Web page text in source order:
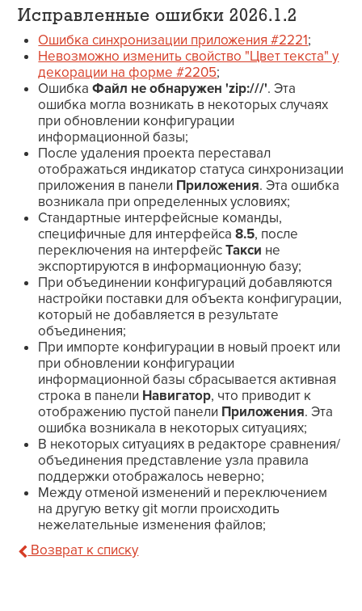
Исправленные ошибки 2026.1.2
Ошибка синхронизации приложения #2221;
Невозможно изменить свойство "Цвет текста" у
декорации на форме #2205;
ОшибкаФайл не обнаружен 'zip:///'. Эта
ошибка могла возникать в некоторых случаях
при обновлении конфигурации
информационной базы;
После удаления проекта переставал
отображаться индикатор статуса синхронизации
приложения в панели Приложения. Эта ошибка
возникала при определенных условиях;
Стандартные интерфейсные команды,
специфичные для интерфейса8.5, после
переключения на интерфейсТакси не
экспортируются в информационную базу;
При объединении конфигураций добавляются
настройки поставки для объекта конфигурации,
который не добавляется в результате
объединения;
При импорте конфигурации в новый проект или
при обновлении конфигурации
информационной базы сбрасывается активная
строка в панели Навигатор, что приводит к
отображению пустой панели Приложения. Эта
ошибка возникала в некоторых ситуациях;
В некоторых ситуациях в редакторе сравнения/
объединения представление узла правила
поддержки отображалось неверно;
Между отменой изменений и переключением
на другую ветку git могли происходить
нежелательные изменения файлов;
Возврат к списку